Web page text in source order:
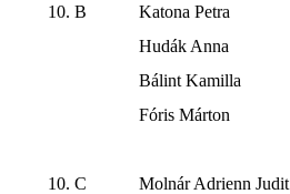
10. B
Katona Petra
Hudák Anna
Bálint Kamilla
Fóris Márton
10. C
Molnár Adrienn Judit